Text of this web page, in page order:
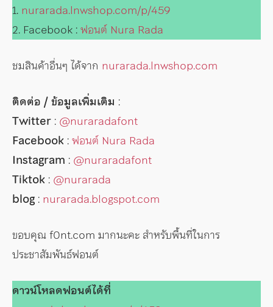
1. nurarada.lnwshop.com/p/459
2. Facebook :ฟอนต์ Nura Rada
ชมสินค้าอื่นๆ ได้จาก nurarada.lnwshop.com
ติดต่อ / ข้อมูลเพิ่มเติม :
Twitter : @nuraradafont
Facebook :ฟอนต์ Nura Rada
Instagram : @nuraradafont
Tiktok : @nurarada
blog : nurarada.blogspot.com
ขอบคุณ f0nt.com มากนะคะ สำหรับพื้นที่ในการ
ประชาสัมพันธ์ฟอนต์
ดาวน์โหลดฟอนต์ได้ที่